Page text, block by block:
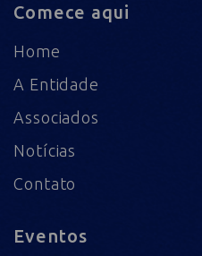
Comece aqui
Home
A Entidade
Associados
Notícias
Contato
Eventos